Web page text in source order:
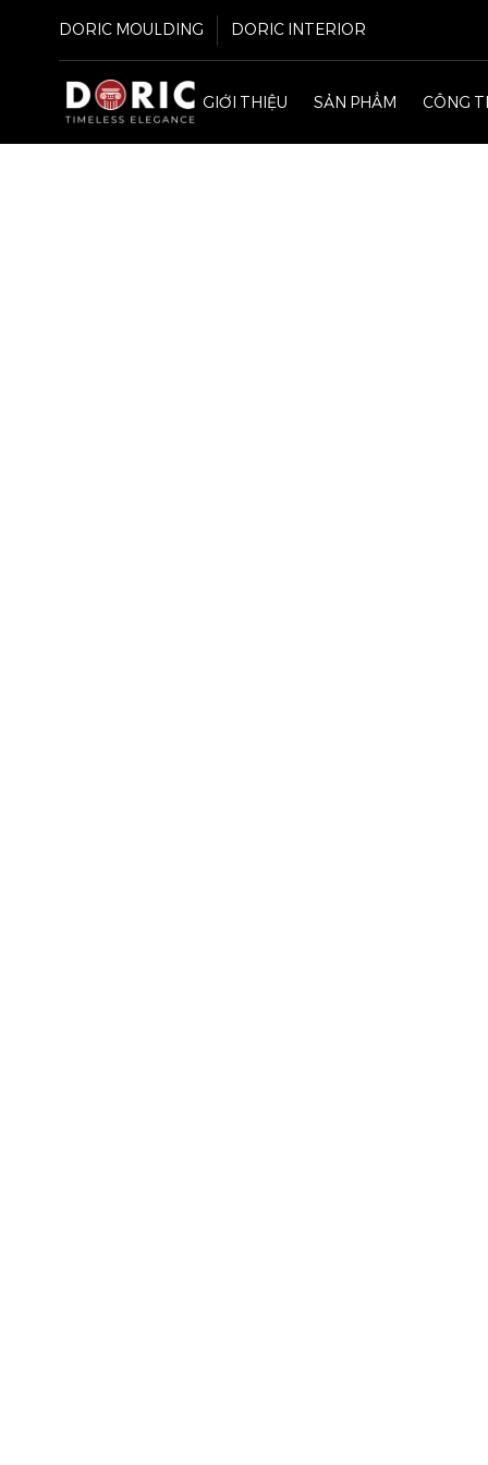
DORIC MOULDING DORIC INTERIOR
GIỚI THIỆU SẢN PHẨM CÔNG